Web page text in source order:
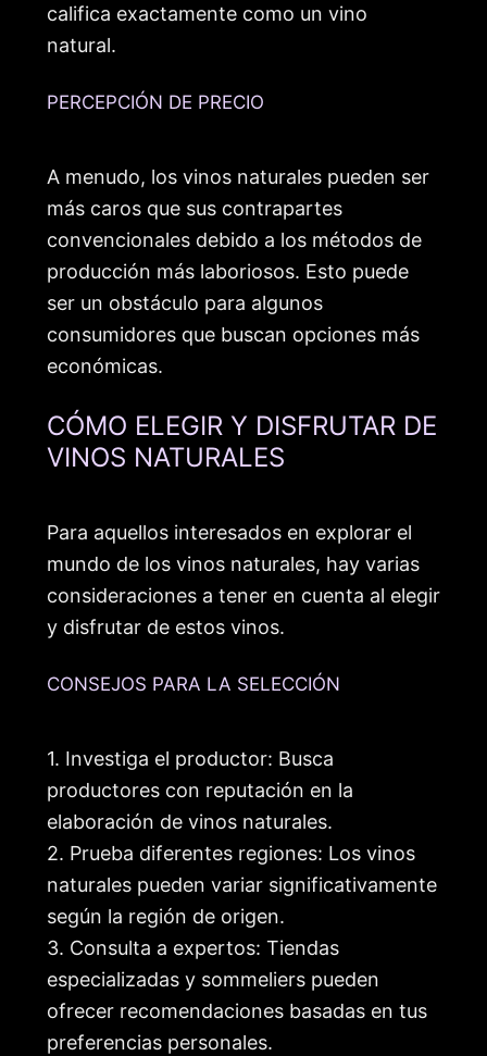
califica exactamente como un vino
natural.
PERCEPCIÓN DE PRECIO
A menudo, los vinos naturales pueden ser
más caros que sus contrapartes
convencionales debido a los métodos de
producción más laboriosos. Esto puede
ser un obstáculo para algunos
consumidores que buscan opciones más
económicas.
CÓMO ELEGIR Y DISFRUTAR DE
VINOS NATURALES
Para aquellos interesados en explorar el
mundo de los vinos naturales, hay varias
consideraciones a tener en cuenta al elegir
y disfrutar de estos vinos.
CONSEJOS PARA LA SELECCIÓN
1. Investiga el productor: Busca
productores con reputación en la
elaboración de vinos naturales.
2. Prueba diferentes regiones: Los vinos
naturales pueden variar significativamente
según la región de origen.
3. Consulta a expertos: Tiendas
especializadas y sommeliers pueden
ofrecer recomendaciones basadas en tus
preferencias personales.